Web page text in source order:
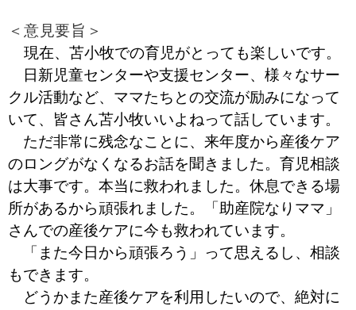
＜意見要旨＞
現在、苫小牧での育児がとっても楽しいです。
日新児童センターや支援センター、様々なサー
クル活動など、ママたちとの交流が励みになって
いて、皆さん苫小牧いいよねって話しています。
ただ非常に残念なことに、来年度から産後ケア
のロングがなくなるお話を聞きました。育児相談
は大事です。本当に救われました。休息できる場
所があるから頑張れました。「助産院なりママ」
さんでの産後ケアに今も救われています。
「また今日から頑張ろう」って思えるし、相談
もできます。
どうかまた産後ケアを利用したいので、絶対に